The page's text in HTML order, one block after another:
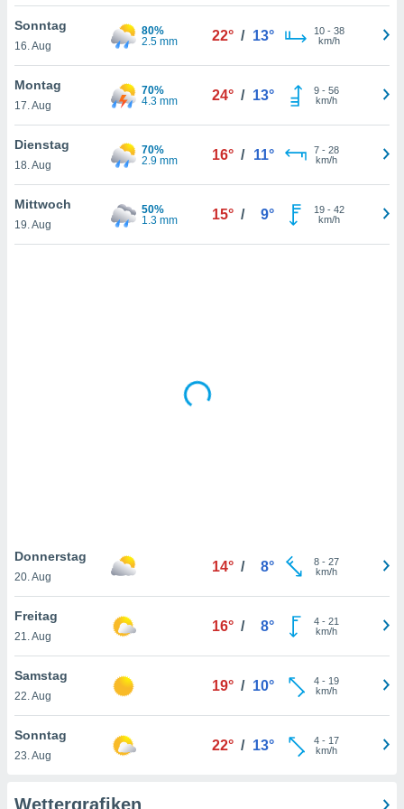
der
weiterhin
nicht
von
und
auf
klicken.
Sonntag
16. Aug
80%
2.5 mm
22° / 13° 10- 38
km/h
Montag
17. Aug
70%
4.3 mm
24° / 13° 9- 56
km/h
Dienstag
18. Aug
70%
2.9 mm
16° / 11° 7- 28
km/h
Mittwoch
19. Aug
50%
1.3 mm
15° / 9° 19- 42
km/h
Donnerstag
20. Aug
14° / 8° 8- 27
km/h
Freitag
21. Aug
16° / 8° 4- 21
km/h
Samstag
22. Aug
19° / 10° 4- 19
km/h
Sonntag
23. Aug
22° / 13° 4- 17
km/h
Wettergrafiken